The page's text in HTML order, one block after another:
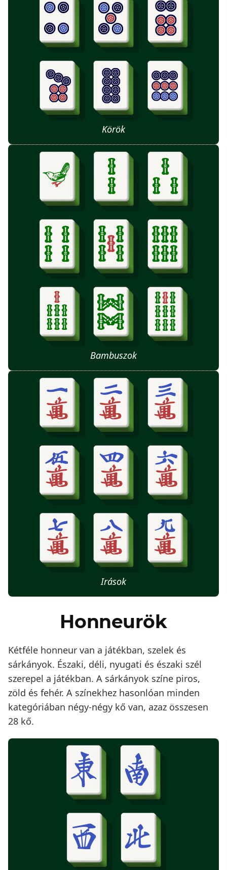
Körök
Bambuszok
Irások
Honneurök
Kétféle honneur van a játékban, szelek és
sárkányok. Északi, déli, nyugati és északi szél
szerepel a játékban. A sárkányok színe piros,
zöld és fehér. A színekhez hasonlóan minden
kategóriában négy-négy kő van, azaz összesen
28 kő.